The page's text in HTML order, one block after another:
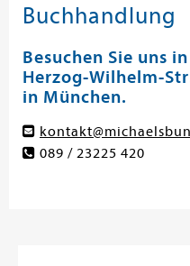
Buchhandlung
Besuchen Sie uns
Herzog-Wilhelm-
in München.
089 / 23225 420